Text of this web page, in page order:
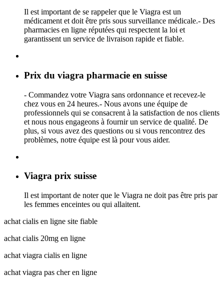
Il est important de se rappeler que le Viagra est un
médicament et doit être pris sous surveillance médicale.- Des
pharmacies en ligne réputées qui respectent la loi et
garantissent un service de livraison rapide et fiable.
Prix du viagra pharmacie en suisse
- Commandez votre Viagra sans ordonnance et recevez-le
chez vous en 24 heures.- Nous avons une équipe de
professionnels qui se consacrent à la satisfaction de nos clients
et nous nous engageons à fournir un service de qualité. De
plus, si vous avez des questions ou si vous rencontrez des
problèmes, notre équipe est là pour vous aider.
Viagra prix suisse
Il est important de noter que le Viagra ne doit pas être pris par
les femmes enceintes ou qui allaitent.
achat cialis en ligne site fiable
achat cialis 20mg en ligne
achat viagra cialis en ligne
achat viagra pas cher en ligne